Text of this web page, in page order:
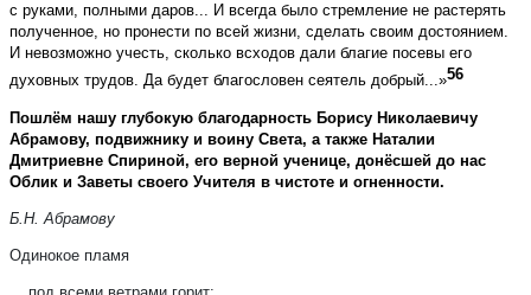
с руками, полными даров... И всегда было стремление не растерять
полученное, но пронести по всей жизни, сделать своим достоянием.
И невозможно учесть, сколько всходов дали благие посевы его
духовных трудов. Да будет благословен сеятель добрый...»56
Пошлём нашу глубокую благодарность Борису Николаевичу
Абрамову, подвижнику и воину Света, а также Наталии
Дмитриевне Спириной, его верной ученице, донёсшей до нас
Облик и Заветы своего Учителя в чистоте и огненности.
Б.Н. Абрамову
Одинокое пламя